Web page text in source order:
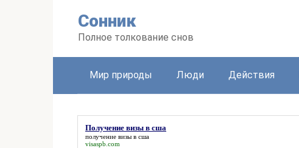
Сонник
Полное толкование снов
Мир природы Люди Действия
Получение визы в сша
получение визы в сша
visaspb.com